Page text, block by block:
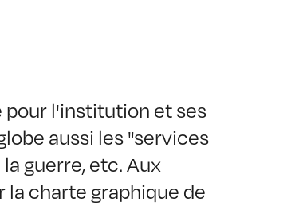
pour l'institution et ses
aussi les "services
guerre, etc. Aux
la charte graphique de